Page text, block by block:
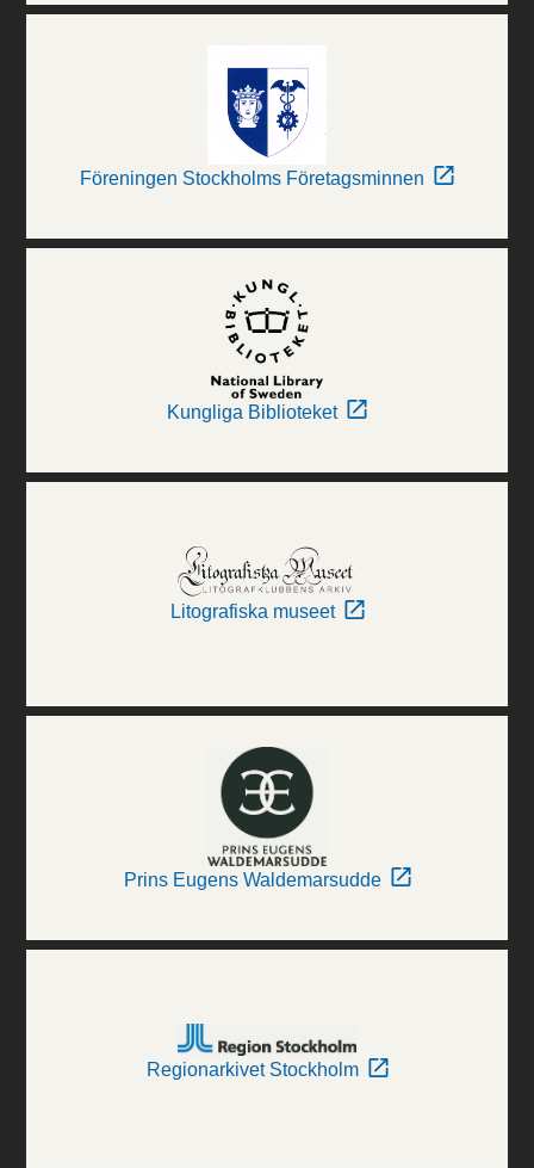
Föreningen Stockholms Företagsminnen
Kungliga Biblioteket
Litografiska museet
Prins Eugens Waldemarsudde
Regionarkivet Stockholm